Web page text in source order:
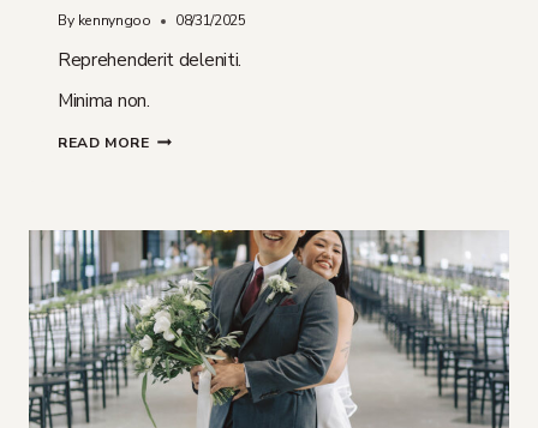
By kennyngoo 08/31/2025
Reprehenderit deleniti.
Minima non.
READ MOREQUO
NAM
AUT
DOLORIBUS